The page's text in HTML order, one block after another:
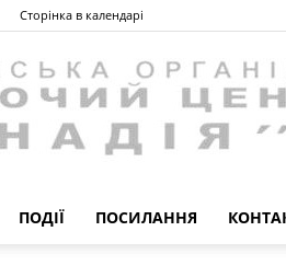
Сторінка в календарі
ПОДІЇ ПОСИЛАННЯ